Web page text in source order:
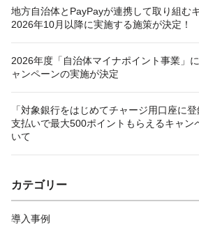
地方自治体とPayPayが連携して取り組む
2026年10月以降に実施する施策が決定！
2026年度「自治体マイナポイント事業」
ャンペーンの実施が決定
「対象銀行をはじめてチャージ用口座に
支払いで最大500ポイントもらえるキャン
いて
カテゴリー
導入事例